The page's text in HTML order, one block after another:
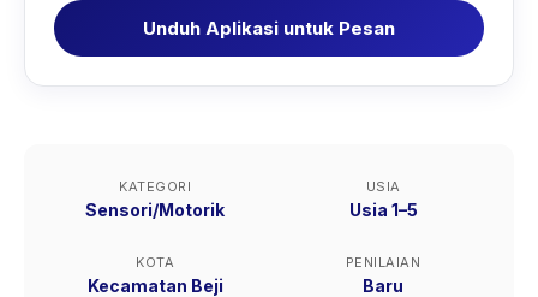
Unduh Aplikasi untuk Pesan
KATEGORI
Sensori/Motorik
USIA
Usia 1–5
KOTA
Kecamatan Beji
PENILAIAN
Baru